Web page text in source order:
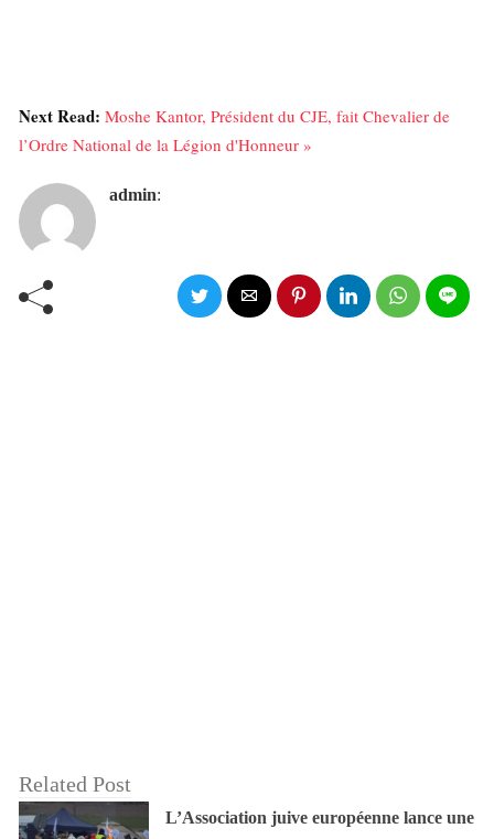
Next Read: Moshe Kantor, Président du CJE, fait Chevalier de
l’Ordre National de la Légion d'Honneur »
admin:
Related Post
L’Association juive européenne lance une